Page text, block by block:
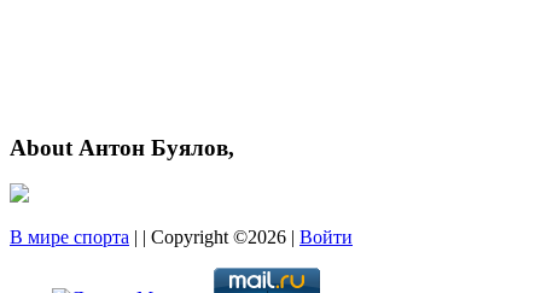
About Антон Буялов,
В мире спорта | | Copyright ©2026 | Войти